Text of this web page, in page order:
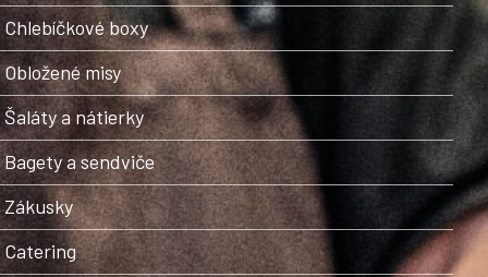
v
k
y
v
ý
p
i
s
u
Chlebíčkové boxy
Obložené misy
Šaláty a nátierky
Bagety a sendviče
Zákusky
Catering